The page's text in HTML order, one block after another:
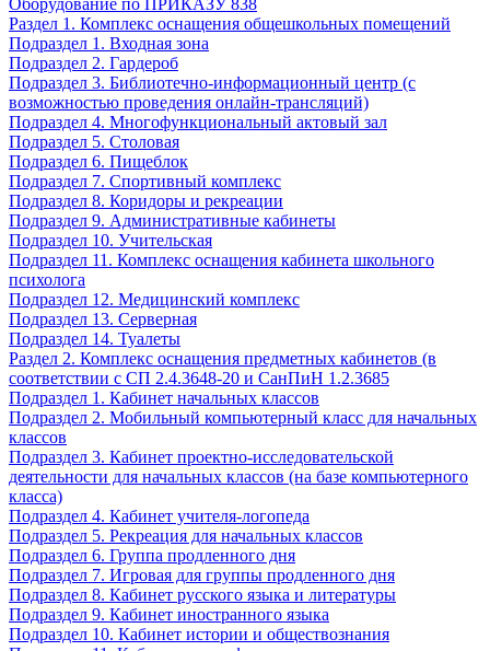
Оборудование по ПРИКАЗУ 838
Раздел 1. Комплекс оснащения общешкольных помещений
Подраздел 1. Входная зона
Подраздел 2. Гардероб
Подраздел 3. Библиотечно-информационный центр (с
возможностью проведения онлайн-трансляций)
Подраздел 4. Многофункциональный актовый зал
Подраздел 5. Столовая
Подраздел 6. Пищеблок
Подраздел 7. Спортивный комплекс
Подраздел 8. Коридоры и рекреации
Подраздел 9. Административные кабинеты
Подраздел 10. Учительская
Подраздел 11. Комплекс оснащения кабинета школьного
психолога
Подраздел 12. Медицинский комплекс
Подраздел 13. Серверная
Подраздел 14. Туалеты
Раздел 2. Комплекс оснащения предметных кабинетов (в
соответствии с СП 2.4.3648-20 и СанПиН 1.2.3685
Подраздел 1. Кабинет начальных классов
Подраздел 2. Мобильный компьютерный класс для начальных
классов
Подраздел 3. Кабинет проектно-исследовательской
деятельности для начальных классов (на базе компьютерного
класса)
Подраздел 4. Кабинет учителя-логопеда
Подраздел 5. Рекреация для начальных классов
Подраздел 6. Группа продленного дня
Подраздел 7. Игровая для группы продленного дня
Подраздел 8. Кабинет русского языка и литературы
Подраздел 9. Кабинет иностранного языка
Подраздел 10. Кабинет истории и обществознания